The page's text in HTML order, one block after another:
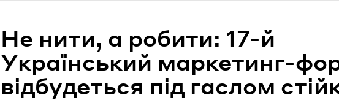
Не нити, а робити: 17-й
Український маркетинг-
відбудеться під гаслом